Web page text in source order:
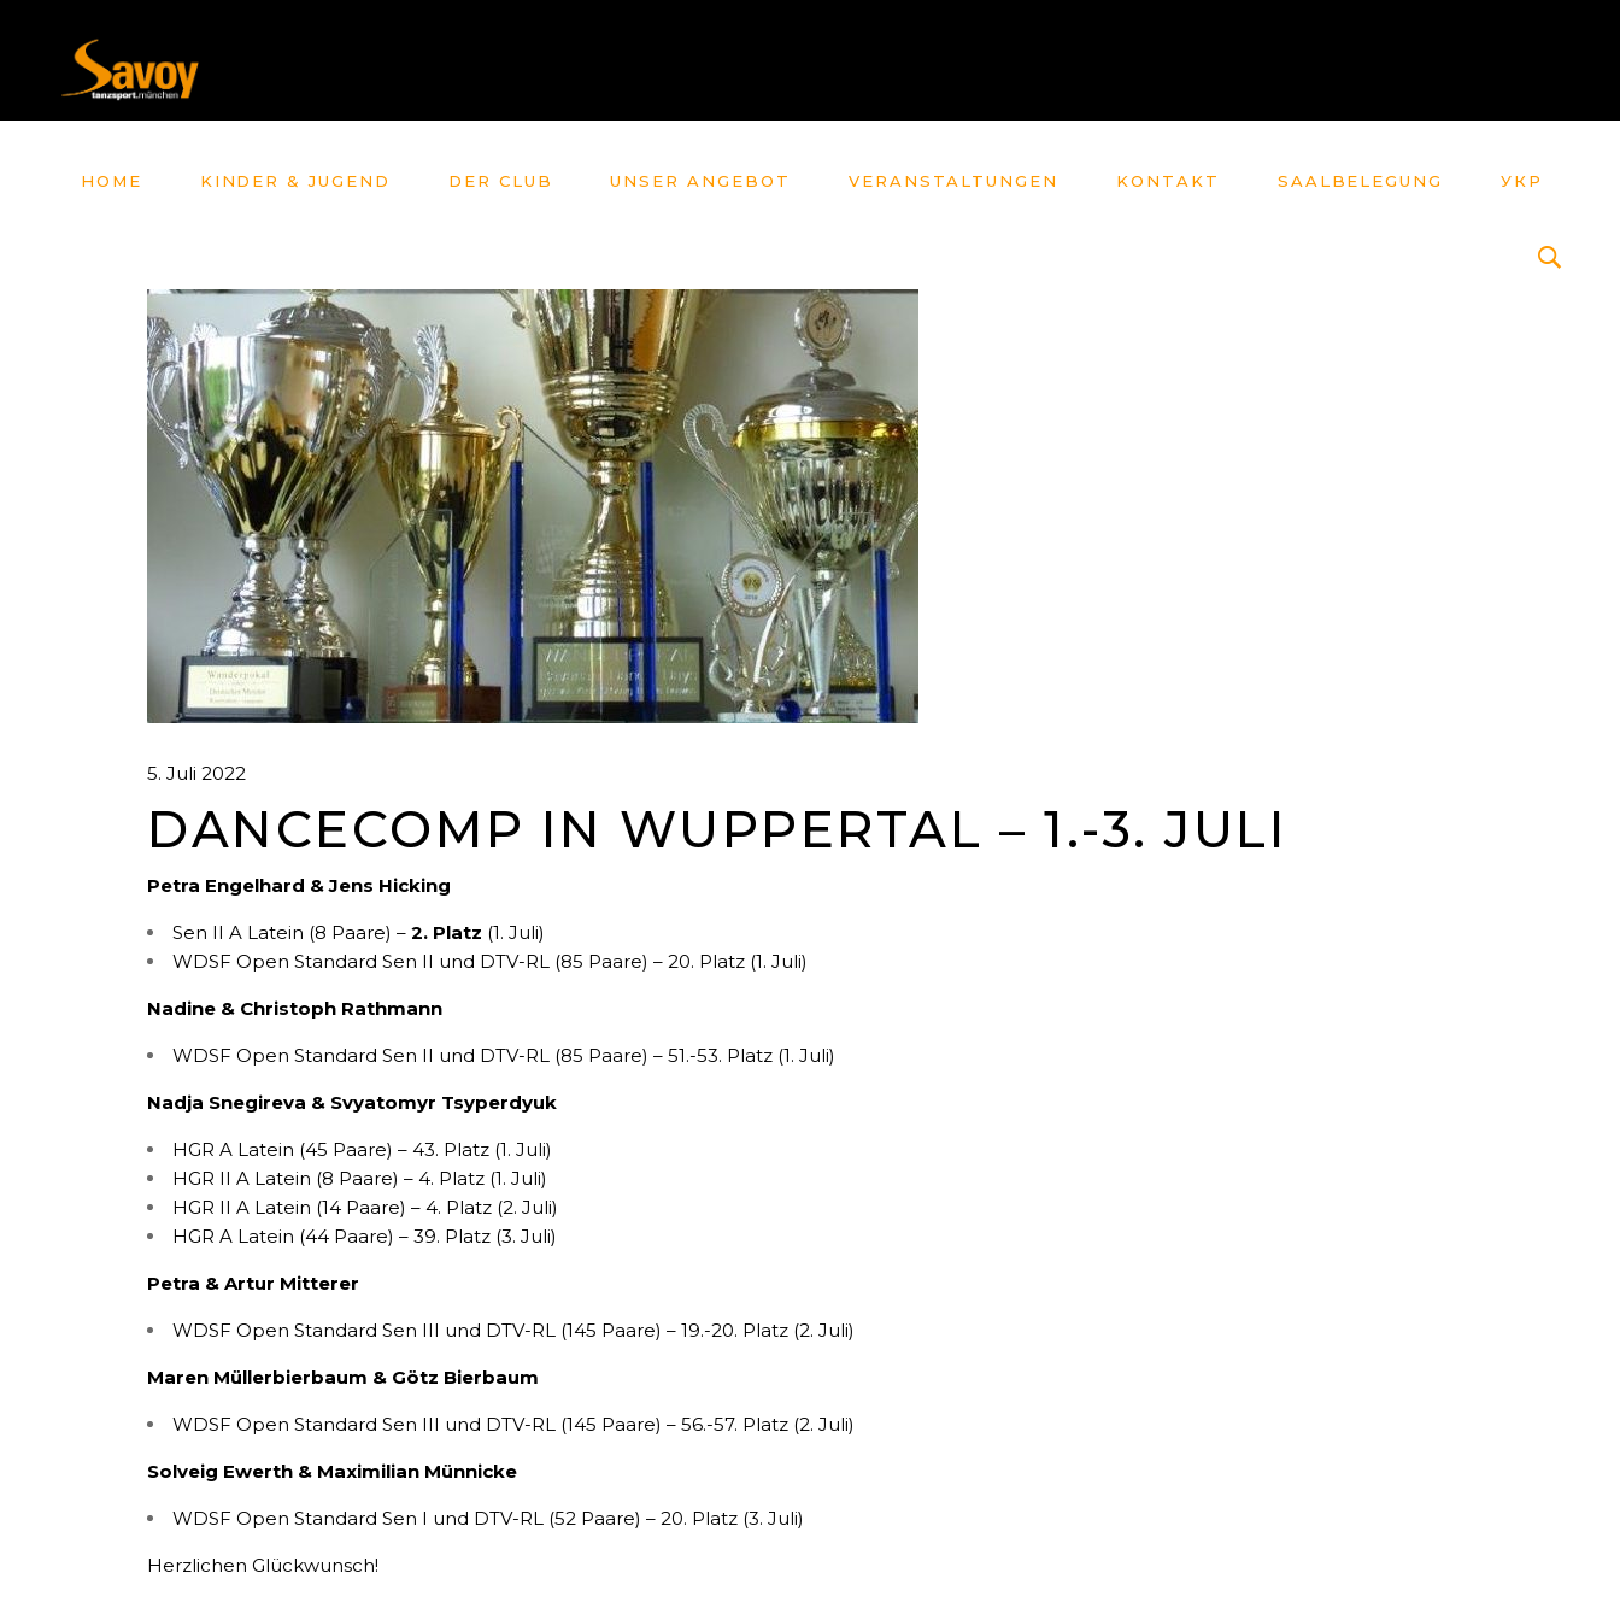
HOME KINDER & JUGEND DER CLUB UNSER ANGEBOT VERANSTALTUNGEN KONTAKT SAALBELEGUNG УКР
5. Juli 2022
DANCECOMP IN WUPPERTAL – 1.-3. JULI
Petra Engelhard & Jens Hicking
Sen II A Latein (8 Paare) – 2. Platz (1. Juli)
WDSF Open Standard Sen II und DTV-RL (85 Paare) – 20. Platz (1. Juli)
Nadine & Christoph Rathmann
WDSF Open Standard Sen II und DTV-RL (85 Paare) – 51.-53. Platz (1. Juli)
Nadja Snegireva & Svyatomyr Tsyperdyuk
HGR A Latein (45 Paare) – 43. Platz (1. Juli)
HGR II A Latein (8 Paare) – 4. Platz (1. Juli)
HGR II A Latein (14 Paare) – 4. Platz (2. Juli)
HGR A Latein (44 Paare) – 39. Platz (3. Juli)
Petra & Artur Mitterer
WDSF Open Standard Sen III und DTV-RL (145 Paare) – 19.-20. Platz (2. Juli)
Maren Müllerbierbaum & Götz Bierbaum
WDSF Open Standard Sen III und DTV-RL (145 Paare) – 56.-57. Platz (2. Juli)
Solveig Ewerth & Maximilian Münnicke
WDSF Open Standard Sen I und DTV-RL (52 Paare) – 20. Platz (3. Juli)
Herzlichen Glückwunsch!